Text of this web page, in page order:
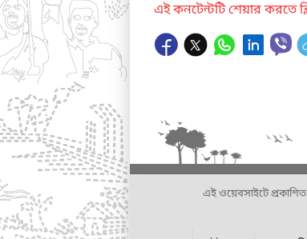
এই কনটেন্টটি শেয়ার করতে
এই ওয়েবসাইটে প্রকাশিত